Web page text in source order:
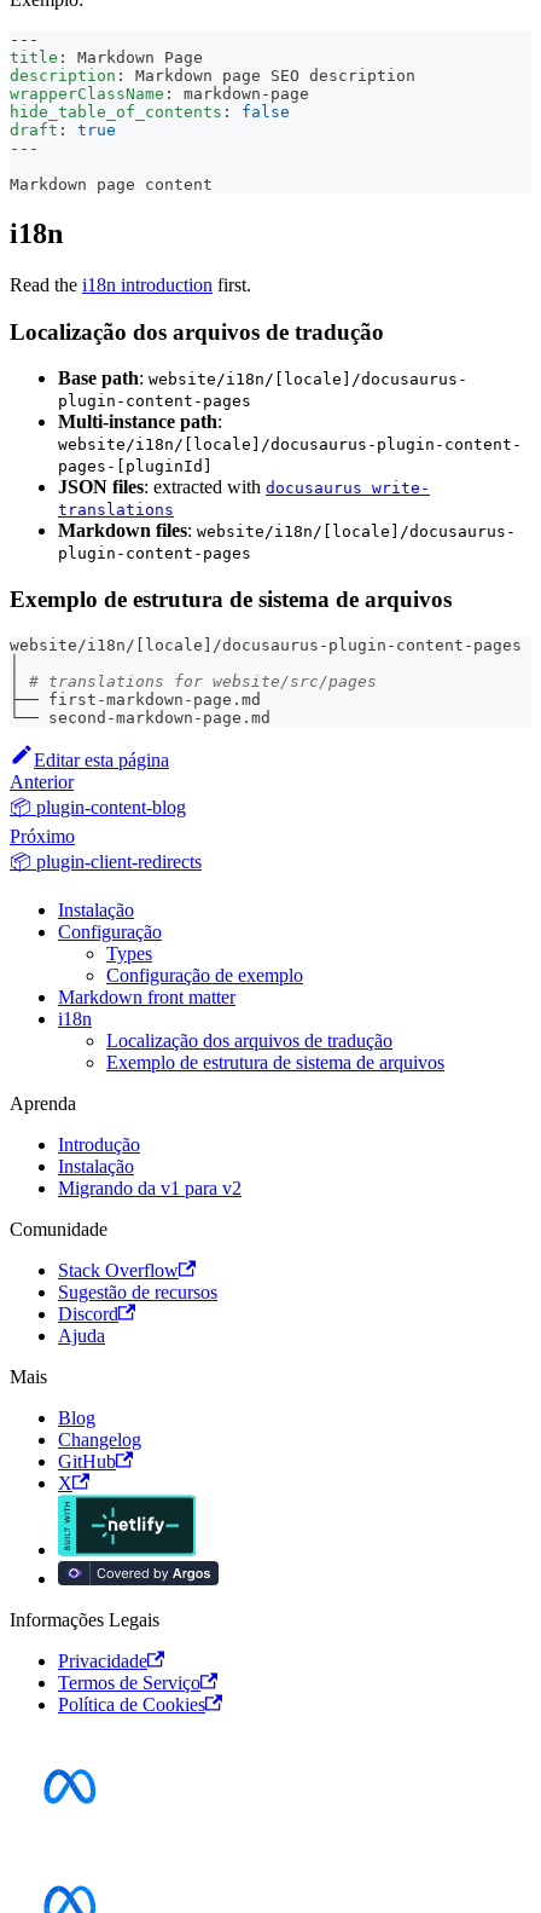
---
title :
Markdown Page
description :
Markdown page SEO description
wrapperClassName : markdown - page
hide_table_of_contents :
false
draft :
true
---
Markdown page content
i18n
Read the i18n introduction first.
Localização dos arquivos de tradução
Base path: website/i18n/[locale]/docusaurus-
plugin-content-pages
Multi-instance path:
website/i18n/[locale]/docusaurus-plugin-content-
pages-[pluginId]
JSON files: extracted with docusaurus write-
translations
Markdown files: website/i18n/[locale]/docusaurus-
plugin-content-pages
Exemplo de estrutura de sistema de arquivos
website/i18n/ locale
/docusaurus-plugin-content-pages
# translations for website/src/pages
├── first-markdown-page.md
└── second-markdown-page.md
Editar esta página
Anterior
📦 plugin-content-blog
Próximo
📦 plugin-client-redirects
Instalação
Configuração
Types
Configuração de exemplo
Markdown front matter
i18n
Localização dos arquivos de tradução
Exemplo de estrutura de sistema de arquivos
Aprenda
Introdução
Instalação
Migrando da v1 para v2
Comunidade
Stack Overflow
Sugestão de recursos
Discord
Ajuda
Mais
Blog
Changelog
GitHub
X
Informações Legais
Privacidade
Termos de Serviço
Política de Cookies